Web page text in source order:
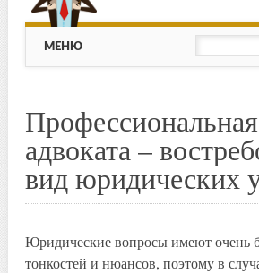
МЕНЮ
Skip to content
МЕНЮ
адвоката –
вид юридических
Юридические вопросы имеют очень
тонкостей и нюансов, поэтому в